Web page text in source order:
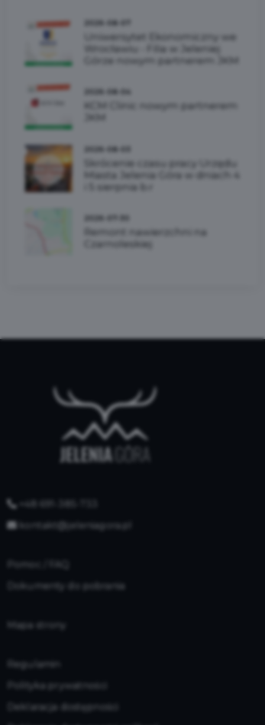
Uniwersytet Ekonomiczny we
Wrocławiu - Filia w Jeleniej
Górze nowym partnerem JKM
KCM Clinic nowym partnerem
Skrócenie czasu pracy Urzędu
Miasta Jelenia Góra w dniach 4
i 5 sierpnia b.r
Remont nawierzchni na
Czarnoleskiej
+48 691-385-733
kontakt@jeleniagora.pl
Dokumenty do pobrania
Mapa strony
Regulamin
Polityka prywatności
Deklaracja dostępności